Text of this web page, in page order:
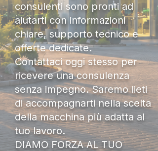
consulenti sono pronti ad
aiutarti con informazioni
chiare, supporto tecnico e
offerte dedicate.
Contattaci oggi stesso per
ricevere una consulenza
senza impegno. Saremo lieti
di accompagnarti nella scelta
della macchina più adatta al
tuo lavoro.
DIAMO FORZA AL TUO